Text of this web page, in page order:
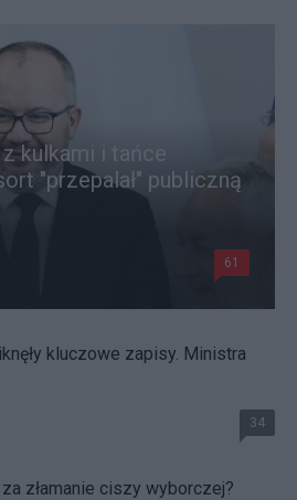
kulkami i tańce
"przepalał" publiczną
61
kluczowe zapisy. Ministra
34
złamanie ciszy wyborczej?